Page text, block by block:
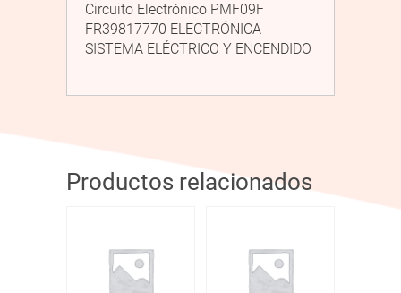
Circuito Electrónico PMF09F
FR39817770 ELECTRÓNICA
SISTEMA ELÉCTRICO Y ENCENDIDO
Productos relacionados